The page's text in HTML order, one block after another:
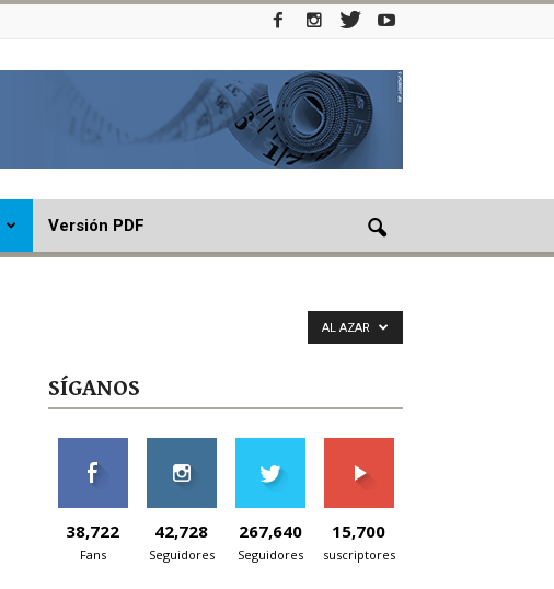
Versión PDF
AL AZAR
SÍGANOS
38,722
Fans
42,728
Seguidores
267,640
Seguidores
15,700
suscriptores